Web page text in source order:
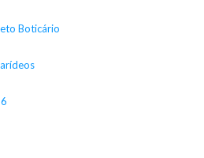
Boticário